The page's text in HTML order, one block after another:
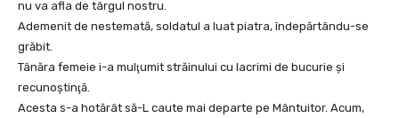
nu va afla de târgul nostru.
Ademenit de nestemată, soldatul a luat piatra, îndepărtându-se
grăbit.
Tânăra femeie i-a mulţumit străinului cu lacrimi de bucurie şi
recunoştinţă.
Acesta s-a hotărât să-L caute mai departe pe Mântuitor. Acum,